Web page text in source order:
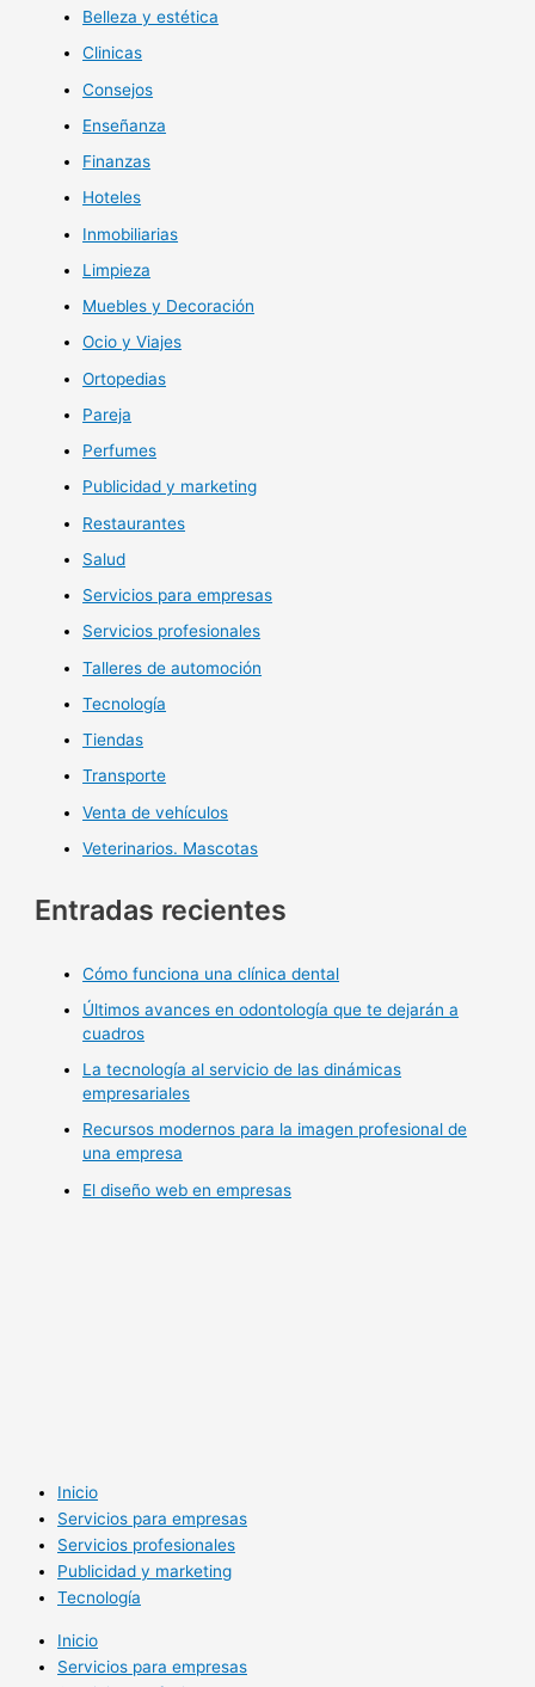
Belleza y estética
Clinicas
Consejos
Enseñanza
Finanzas
Hoteles
Inmobiliarias
Limpieza
Muebles y Decoración
Ocio y Viajes
Ortopedias
Pareja
Perfumes
Publicidad y marketing
Restaurantes
Salud
Servicios para empresas
Servicios profesionales
Talleres de automoción
Tecnología
Tiendas
Transporte
Venta de vehículos
Veterinarios. Mascotas
Entradas recientes
Cómo funciona una clínica dental
Últimos avances en odontología que te dejarán a
cuadros
La tecnología al servicio de las dinámicas
empresariales
Recursos modernos para la imagen profesional de
una empresa
El diseño web en empresas
Inicio
Servicios para empresas
Servicios profesionales
Publicidad y marketing
Tecnología
Inicio
Servicios para empresas